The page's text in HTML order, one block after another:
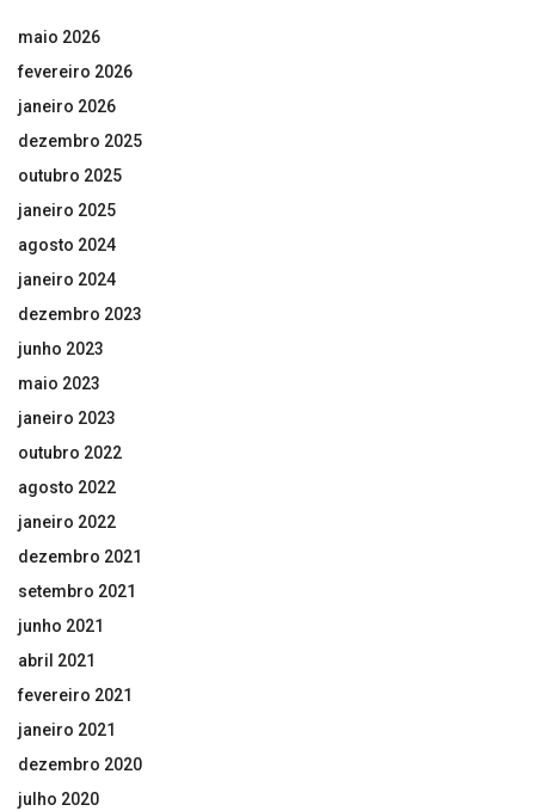
maio 2026
fevereiro 2026
janeiro 2026
dezembro 2025
outubro 2025
janeiro 2025
agosto 2024
janeiro 2024
dezembro 2023
junho 2023
maio 2023
janeiro 2023
outubro 2022
agosto 2022
janeiro 2022
dezembro 2021
setembro 2021
junho 2021
abril 2021
fevereiro 2021
janeiro 2021
dezembro 2020
julho 2020